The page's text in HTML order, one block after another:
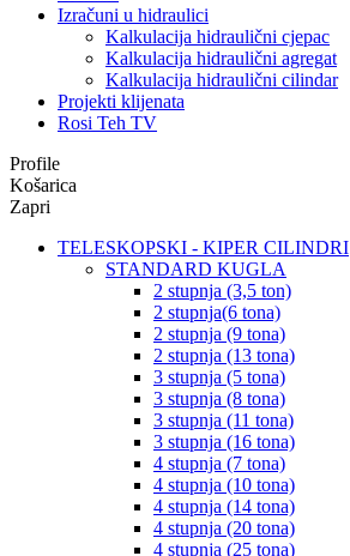
Izračuni u hidraulici
Kalkulacija hidraulični cjepac
Kalkulacija hidraulični agregat
Kalkulacija hidraulični cilindar
Projekti klijenata
Rosi Teh TV
Profile
Košarica
Zapri
TELESKOPSKI - KIPER CILINDRI
STANDARD KUGLA
2 stupnja (3,5 ton)
2 stupnja(6 tona)
2 stupnja (9 tona)
2 stupnja (13 tona)
3 stupnja (5 tona)
3 stupnja (8 tona)
3 stupnja (11 tona)
3 stupnja (16 tona)
4 stupnja (7 tona)
4 stupnja (10 tona)
4 stupnja (14 tona)
4 stupnja (20 tona)
4 stupnja (25 tona)